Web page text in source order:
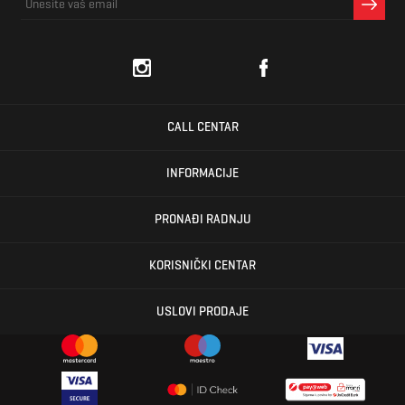
CALL CENTAR
INFORMACIJE
PRONAĐI RADNJU
KORISNIČKI CENTAR
USLOVI PRODAJE